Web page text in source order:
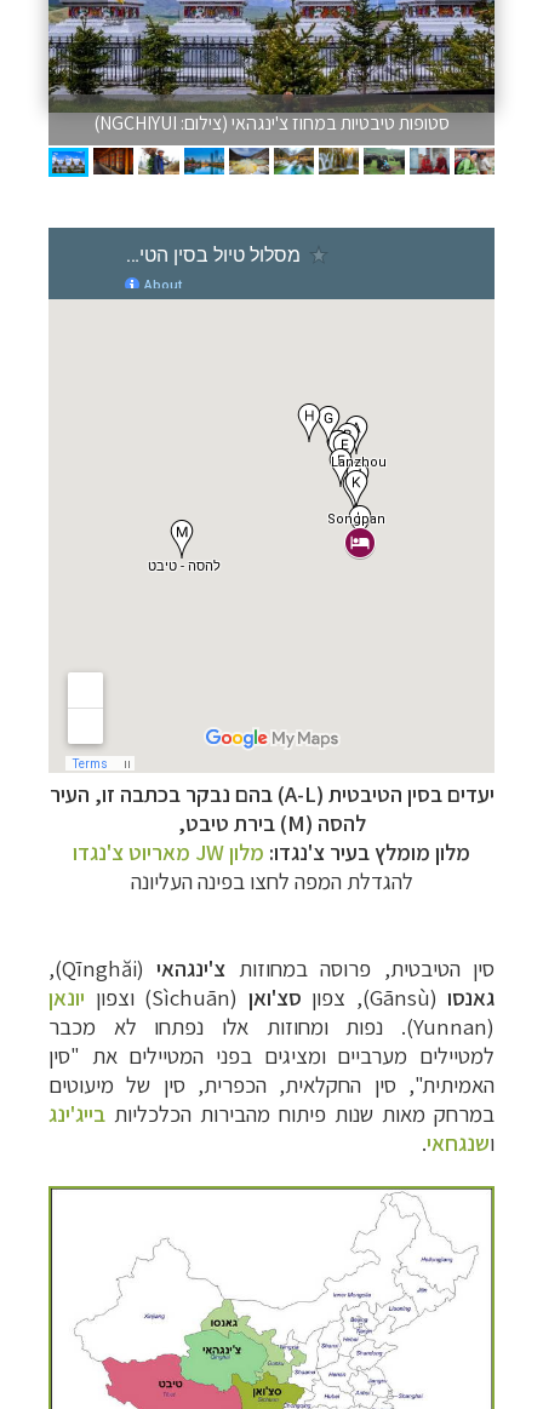
סטופות טיבטיות במחוז צ'ינגהאי (צילום: NGCHIYUI)
יעדים בסין הטיבטית (A-L) בהם נבקר בכתבה זו, העיר
להסה (M) בירת טיבט,
מלון מומלץ בעיר צ'נגדו: מלון JW מאריוט צ'נגדו
להגדלת המפה לחצו בפינה העליונה
סין הטיבטית, פרוסה במחוזות צ'ינגהאי (Qīnghăi)
,
גאנסו (Gānsù)
, צפון סצ'ואן (Sìchuān) וצפון יונאן
(Yunnan)
. נפות ומחוזות אלו נפתחו לא
מכבר
למטיילים מערביים ומציגים בפני המטיילים את "סין
האמיתית", סין החקלאית, הכפרית, סין של מיעוטים
במרחק מאות שנות פיתוח מהבירות הכלכליות בייג'ינג
ושנגחאי.